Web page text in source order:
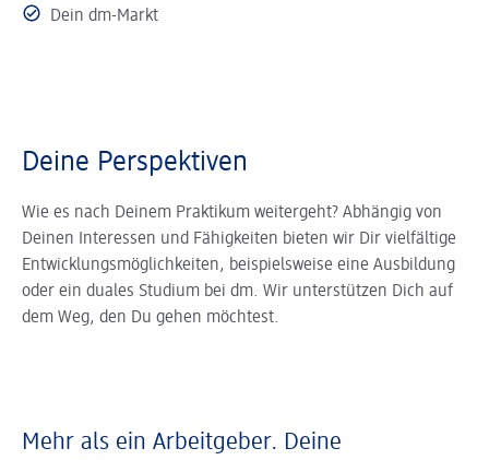
Dein dm-Markt
Deine Perspektiven
Wie es nach Deinem Praktikum weitergeht? Abhängig von
Deinen Interessen und Fähigkeiten bieten wir Dir vielfältige
Entwicklungsmöglichkeiten, beispielsweise eine Ausbildung
oder ein duales Studium bei dm. Wir unterstützen Dich auf
dem Weg, den Du gehen möchtest.
Mehr als ein Arbeitgeber. Deine